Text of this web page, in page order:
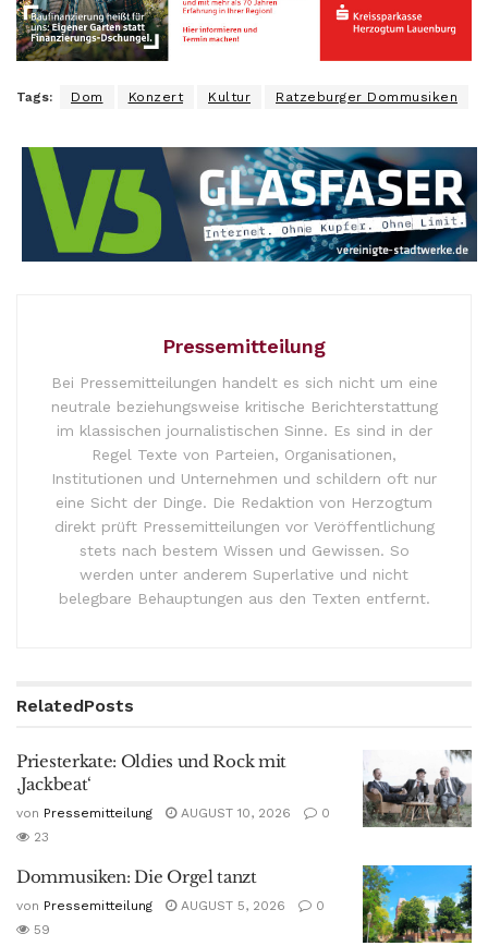
Tags: Dom Konzert Kultur Ratzeburger Dommusiken
Pressemitteilung
Bei Pressemitteilungen handelt es sich nicht um eine
neutrale beziehungsweise kritische Berichterstattung
im klassischen journalistischen Sinne. Es sind in der
Regel Texte von Parteien, Organisationen,
Institutionen und Unternehmen und schildern oft nur
eine Sicht der Dinge. Die Redaktion von Herzogtum
direkt prüft Pressemitteilungen vor Veröffentlichung
stets nach bestem Wissen und Gewissen. So
werden unter anderem Superlative und nicht
belegbare Behauptungen aus den Texten entfernt.
RelatedPosts
Priesterkate: Oldies und Rock mit
‚Jackbeat‘
von Pressemitteilung AUGUST 10, 2026
0
23
Dommusiken: Die Orgel tanzt
von Pressemitteilung AUGUST 5, 2026
0
59